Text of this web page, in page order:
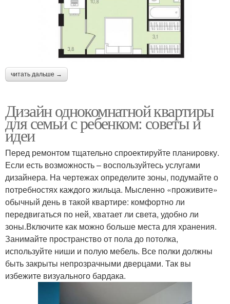
читать дальше →
Дизайн однокомнатной квартиры
для семьи с ребенком: советы и
идеи
Перед ремонтом тщательно спроектируйте планировку.
Если есть возможность – воспользуйтесь услугами
дизайнера. На чертежах определите зоны, подумайте о
потребностях каждого жильца. Мысленно «проживите»
обычный день в такой квартире: комфортно ли
передвигаться по ней, хватает ли света, удобно ли
зоны.Включите как можно больше места для хранения.
Занимайте пространство от пола до потолка,
используйте ниши и полую мебель. Все полки должны
быть закрыты непрозрачными дверцами. Так вы
избежите визуального бардака.